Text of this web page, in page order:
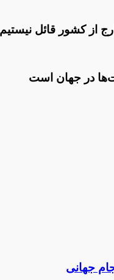
از کشور قائل نیستیم
در جهان است
جهانی